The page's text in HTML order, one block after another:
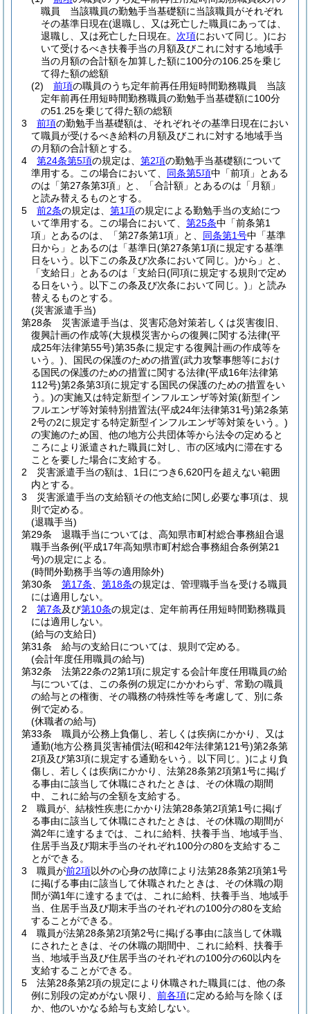
職員 当該職員の勤勉手当基礎額に当該職員がそれぞれ
その基準日現在(退職し、又は死亡した職員にあっては、
退職し、又は死亡した日現在。 次項において同じ。)にお
いて受けるべき扶養手当の月額及びこれに対する地域手
当の月額の合計額を加算した額に100分の106.25を乗じ
て得た額の総額
(2)
前項の職員のうち定年前再任用短時間勤務職員 当該
定年前再任用短時間勤務職員の勤勉手当基礎額に100分
の51.25を乗じて得た額の総額
3
前項の勤勉手当基礎額は、それぞれその基準日現在におい
て職員が受けるべき給料の月額及びこれに対する地域手当
の月額の合計額とする。
4
第24条第5項の規定は、 第2項の勤勉手当基礎額について
準用する。
この場合において、 同条第5項中「前項」とある
のは「第27条第3項」と、「合計額」とあるのは「月額」
と読み替えるものとする。
5
前2条の規定は、 第1項の規定による勤勉手当の支給につ
いて準用する。
この場合において、 第25条中「前条第1
項」とあるのは、「第27条第1項」と、 同条第1号中「基準
日から」とあるのは「基準日(第27条第1項に規定する基準
日をいう。以下この条及び次条において同じ。)から」と、
「支給日」とあるのは「支給日(同項に規定する規則で定め
る日をいう。以下この条及び次条において同じ。) 」と読み
替えるものとする。
(災害派遣手当)
第28条
災害派遣手当は、災害応急対策若しくは災害復旧、
復興計画の作成等(大規模災害からの復興に関する法律(平
成25年法律第55号)第35条に規定する復興計画の作成等を
いう。) 、国民の保護のための措置(武力攻撃事態等におけ
る国民の保護のための措置に関する法律(平成16年法律第
112号)第2条第3項に規定する国民の保護のための措置をい
う。)の実施又は特定新型インフルエンザ等対策(新型イン
フルエンザ等対策特別措置法(平成24年法律第31号)第2条第
2号の2に規定する特定新型インフルエンザ等対策をいう。)
の実施のため国、他の地方公共団体等から法令の定めると
ころにより派遣された職員に対し、市の区域内に滞在する
ことを要した場合に支給する。
2
災害派遣手当の額は、1日につき6,620円を超えない範囲
内とする。
3
災害派遣手当の支給額その他支給に関し必要な事項は、規
則で定める。
(退職手当)
第29条
退職手当については、高知県市町村総合事務組合退
職手当条例(平成17年高知県市町村総合事務組合条例第21
号)の規定による。
(時間外勤務手当等の適用除外)
第30条
第17条 第18条の規定は、管理職手当を受ける職員
には適用しない。
2
第7条及び第10条の規定は、定年前再任用短時間勤務職員
には適用しない。
(給与の支給日)
第31条
給与の支給日については、規則で定める。
(会計年度任用職員の給与)
第32条
法第22条の2第1項に規定する会計年度任用職員の給
与については、この条例の規定にかかわらず、常勤の職員
の給与との権衡、その職務の特殊性等を考慮して、別に条
例で定める。
(休職者の給与)
第33条
職員が公務上負傷し、若しくは疾病にかかり、又は
通勤(地方公務員災害補償法(昭和42年法律第121号)第2条第
2項及び第3項に規定する通勤をいう。以下同じ。)により負
傷し、若しくは疾病にかかり、法第28条第2項第1号に掲げ
る事由に該当して休職にされたときは、その休職の期間
中、これに給与の全額を支給する。
2
職員が、結核性疾患にかかり法第28条第2項第1号に掲げ
る事由に該当して休職にされたときは、その休職の期間が
満2年に達するまでは、これに給料、扶養手当、地域手当、
住居手当及び期末手当のそれぞれ100分の80を支給するこ
とができる。
3
職員が前2項以外の心身の故障により法第28条第2項第1号
に掲げる事由に該当して休職されたときは、その休職の期
間が満1年に達するまでは、これに給料、扶養手当、地域手
当、住居手当及び期末手当のそれぞれの100分の80を支給
することができる。
4
職員が法第28条第2項第2号に掲げる事由に該当して休職
にされたときは、その休職の期間中、これに給料、扶養手
当、地域手当及び住居手当のそれぞれの100分の60以内を
支給することができる。
5
法第28条第2項の規定により休職された職員には、他の条
例に別段の定めがない限り、 前各項に定める給与を除くほ
か、他のいかなる給与も支給しない。